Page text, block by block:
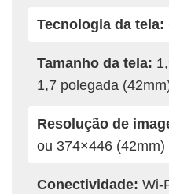
Tecnologia da tela:
Tamanho da tela:
1,7 polegada
Resolução de
ou 374×446 (42mm)
Conectividade: Wi-